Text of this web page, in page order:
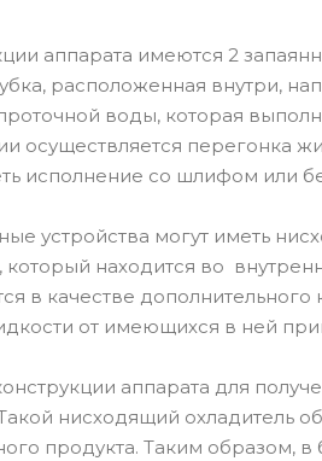
аппарата имеются 2
расположенная внутри,
воды, которая
осуществляется перегонка
исполнение со шлифом или
устройства могут иметь
который находится во
в качестве
от имеющихся в ней
аппарата для
нисходящий охладитель
продукта. Таким образом,